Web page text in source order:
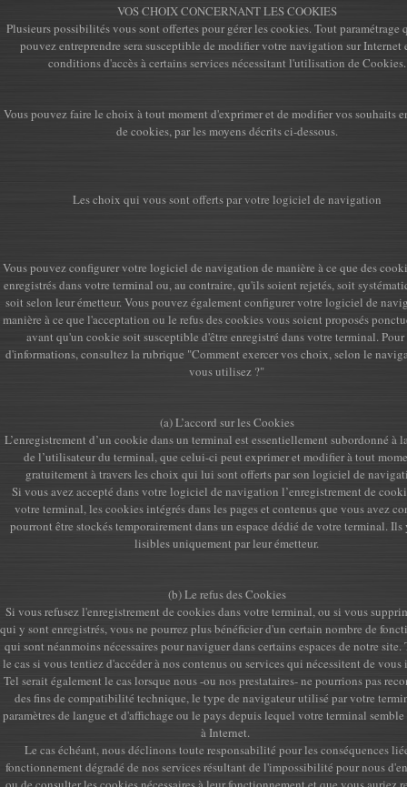
VOS CHOIX CONCERNANT LES COOKIES
Plusieurs possibilités vous sont offertes pour gérer les cookies. Tout paramétrage
pouvez entreprendre sera susceptible de modifier votre navigation sur Internet
conditions d'accès à certains services nécessitant l'utilisation de Cookies.
Vous pouvez faire le choix à tout moment d'exprimer et de modifier vos souhaits
de cookies, par les moyens décrits ci-dessous.
Les choix qui vous sont offerts par votre logiciel de navigation
Vous pouvez configurer votre logiciel de navigation de manière à ce que des
enregistrés dans votre terminal ou, au contraire, qu'ils soient rejetés, soit
soit selon leur émetteur. Vous pouvez également configurer votre logiciel de
manière à ce que l'acceptation ou le refus des cookies vous soient proposés
avant qu'un cookie soit susceptible d'être enregistré dans votre terminal.
d'informations, consultez la rubrique "Comment exercer vos choix, selon le
vous utilisez ?"
(a) L’accord sur les Cookies
L’enregistrement d’un cookie dans un terminal est essentiellement subordonné à
de l’utilisateur du terminal, que celui-ci peut exprimer et modifier à tout
gratuitement à travers les choix qui lui sont offerts par son logiciel de
Si vous avez accepté dans votre logiciel de navigation l’enregistrement de
votre terminal, les cookies intégrés dans les pages et contenus que vous avez
pourront être stockés temporairement dans un espace dédié de votre terminal. Ils
lisibles uniquement par leur émetteur.
(b) Le refus des Cookies
Si vous refusez l'enregistrement de cookies dans votre terminal, ou si vous
qui y sont enregistrés, vous ne pourrez plus bénéficier d'un certain nombre de
qui sont néanmoins nécessaires pour naviguer dans certains espaces de notre site.
le cas si vous tentiez d'accéder à nos contenus ou services qui nécessitent de
Tel serait également le cas lorsque nous -ou nos prestataires- ne pourrions pas
des fins de compatibilité technique, le type de navigateur utilisé par votre
paramètres de langue et d'affichage ou le pays depuis lequel votre terminal
à Internet.
Le cas échéant, nous déclinons toute responsabilité pour les conséquences
fonctionnement dégradé de nos services résultant de l'impossibilité pour nous